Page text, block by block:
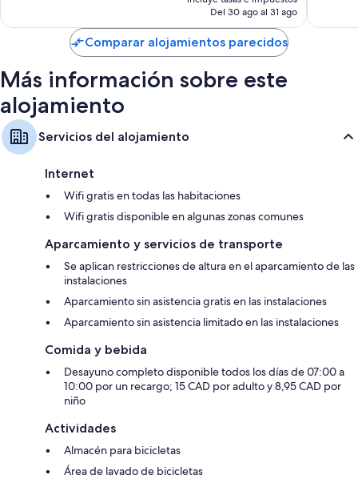
Televisiones de alta definición de 42 pulgadas con canales premium
Armarios o roperos, frigoríficos y cafeteras y teteras
actual
de
79 €
Del 30 ago al 31 ago
Comparar alojamientos parecidos
Más información sobre este
alojamiento
Servicios del alojamiento
Internet
Wifi gratis en todas las habitaciones
Wifi gratis disponible en algunas zonas comunes
Aparcamiento y servicios de transporte
Se aplican restricciones de altura en el aparcamiento de las
instalaciones
Aparcamiento sin asistencia gratis en las instalaciones
Aparcamiento sin asistencia limitado en las instalaciones
Comida y bebida
Desayuno completo disponible todos los días de 07:00 a
10:00 por un recargo; 15 CAD por adulto y 8,95 CAD por
niño
Actividades
Almacén para bicicletas
Área de lavado de bicicletas